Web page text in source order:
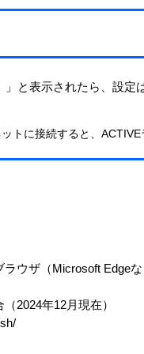
」と表示されたら、設定
トに接続すると、ACTIVE
ラウザ（Microsoft Edge
2024年12月現在）